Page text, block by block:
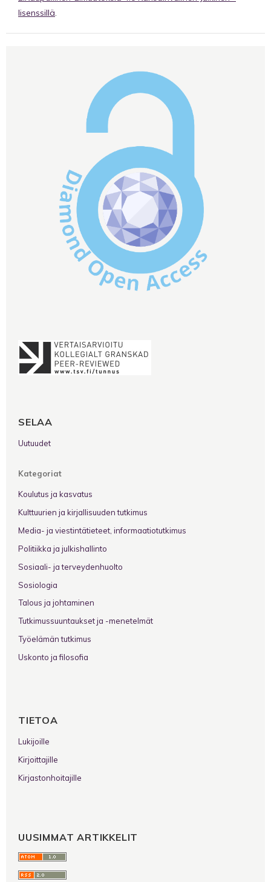
lisenssillä.
SELAA
Uutuudet
Kategoriat
Koulutus ja kasvatus
Kulttuurien ja kirjallisuuden tutkimus
Media- ja viestintätieteet, informaatiotutkimus
Politiikka ja julkishallinto
Sosiaali- ja terveydenhuolto
Sosiologia
Talous ja johtaminen
Tutkimussuuntaukset ja -menetelmät
Työelämän tutkimus
Uskonto ja filosofia
TIETOA
Lukijoille
Kirjoittajille
Kirjastonhoitajille
UUSIMMAT ARTIKKELIT